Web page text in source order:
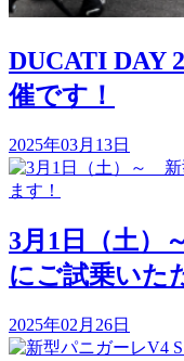
DUCATI DAY
催です！
2025年03月13日
3月1日（土）
にご試乗いた
2025年02月26日